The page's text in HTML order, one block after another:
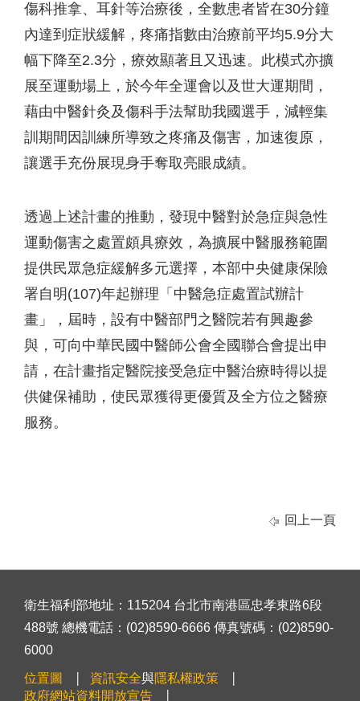
傷科推拿、耳針等治療後，全數患者皆在30分鐘
內達到症狀緩解，疼痛指數由治療前平均5.9分大
幅下降至2.3分，療效顯著且又迅速。此模式亦擴
展至運動場上，於今年全運會以及世大運期間，
藉由中醫針灸及傷科手法幫助我國選手，減輕集
訓期間因訓練所導致之疼痛及傷害，加速復原，
讓選手充份展現身手奪取亮眼成績。
透過上述計畫的推動，發現中醫對於急症與急性
運動傷害之處置頗具療效，為擴展中醫服務範圍
提供民眾急症緩解多元選擇，本部中央健康保險
署自明(107)年起辦理「中醫急症處置試辦計
畫」，屆時，設有中醫部門之醫院若有興趣參
與，可向中華民國中醫師公會全國聯合會提出申
請，在計畫指定醫院接受急症中醫治療時得以提
供健保補助，使民眾獲得更優質及全方位之醫療
服務。
回上一頁
衛生福利部地址：115204 台北市南港區忠孝東路6段
488號 總機電話：(02)8590-6666 傳真號碼：(02)8590-
6000
位置圖 資訊安全與隱私權政策
政府網站資料開放宣告